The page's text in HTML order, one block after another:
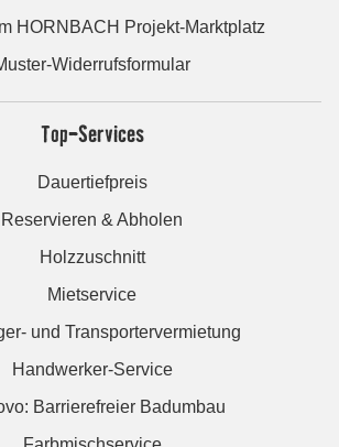
HORNBACH Projekt-Marktplatz
Widerrufsformular
Top-Services
Dauertiefpreis
Reservieren & Abholen
Holzzuschnitt
Mietservice
und Transportervermietung
Handwerker-Service
Barrierefreier Badumbau